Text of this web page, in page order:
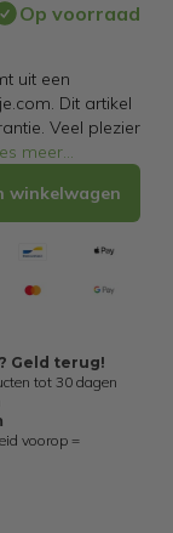
Op voorraad
uit een
Dit artikel
Veel plezier
meer...
winkelwagen
Geld terug!
tot 30 dagen
voorop =